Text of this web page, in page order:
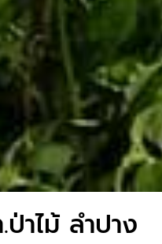
าไม้ ลำปาง